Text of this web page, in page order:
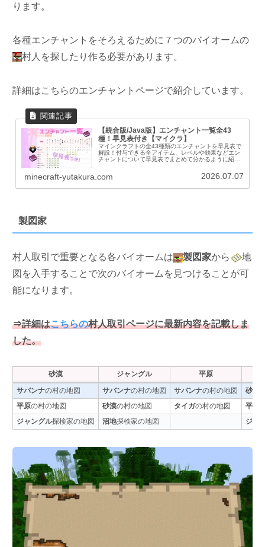
ります。
各種エンチャントをそろえるために７つのバイオームの
村人を探したり作る必要があります。
詳細はこちらのエンチャントページで紹介しています。
【統合版/Java版】エンチャント一覧全43
種！早見表付き【マイクラ】
マインクラフトの全43種類のエンチャントを早見表で
解説！付与できる全アイテム、レベルや効果などエン
チャントについて早見表でまとめて分かるように紹介
します。エンチャント早見表エンチャントがどのア...
minecraft-yutakura.com 2026.07.07
製図家
村人取引で重要となる各バイオームは 製図家から
地
図を入手することで次のバイオームを見つけることが可
能になります。
⇒詳細はこちらの村人取引ページに最新内容を記載しま
した。
砂漠 ジャングル 平原
サバンナの村の地図 サバンナの村の地図 サバンナの村の地図 砂漠
平原の村の地図 砂漠の村の地図 タイガの村の地図 平原
ジャングル探検家の地図 沼地探検家の地図 ジャ